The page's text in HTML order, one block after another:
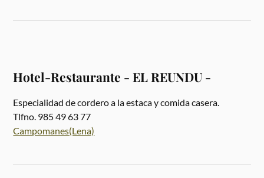
Hotel-Restaurante - EL REUNDU -
Especialidad de cordero a la estaca y comida casera.
Tlfno. 985 49 63 77
Campomanes(Lena)